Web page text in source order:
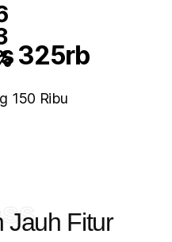
325rb
150 Ribu
Jauh Fitur